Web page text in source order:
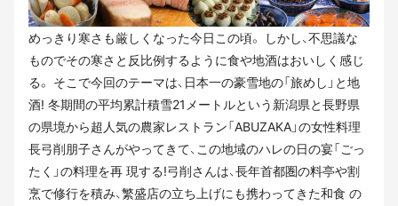
めっきり寒さも厳しくなった今日この頃。 しかし、不思議な
ものでその寒さと反比例するように食や地酒はおいしく感じ
る。 そこで今回のテーマは、日本一の豪雪地の「旅めし」と地
酒! 冬期間の平均累計積雪21メートルという新潟県と長野県
の県境から超人気の農家レストラン「ABUZAKA」の女性料理
長弓削朋子さんがやってきて、この地域のハレの日の宴「ごっ
たく」の料理を再 現する!弓削さんは、長年首都圏の料亭や割
烹で修行を積み、繁盛店の立ち上げにも携わってきた和食 の